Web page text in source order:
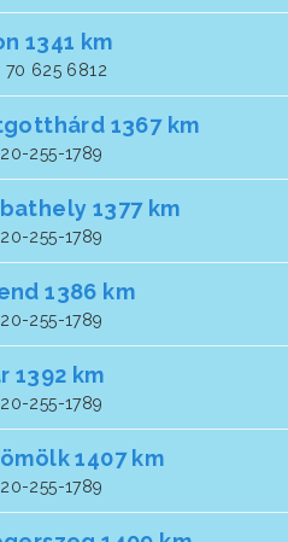
1341 km
70 625 6812
1367 km
255-1789
1377 km
255-1789
1386 km
255-1789
1392 km
255-1789
1407 km
255-1789